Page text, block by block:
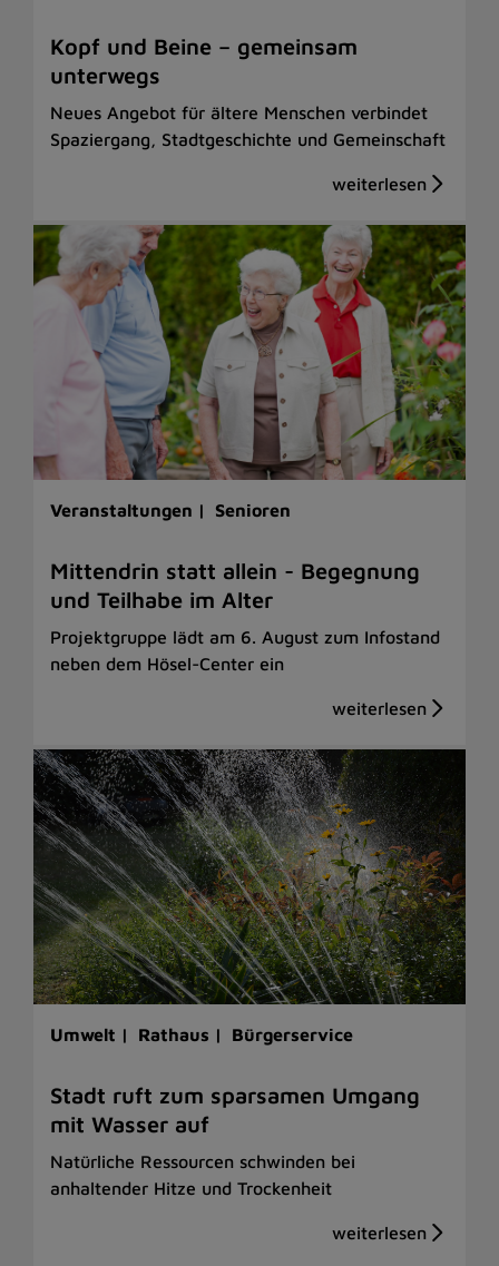
Kopf und Beine – gemeinsam
unterwegs
Neues Angebot für ältere Menschen verbindet
Spaziergang, Stadtgeschichte und Gemeinschaft
Veranstaltungen | Senioren
Mittendrin statt allein - Begegnung
und Teilhabe im Alter
Projektgruppe lädt am 6. August zum Infostand
neben dem Hösel-Center ein
Umwelt | Rathaus | Bürgerservice
Stadt ruft zum sparsamen Umgang
mit Wasser auf
Natürliche Ressourcen schwinden bei
anhaltender Hitze und Trockenheit